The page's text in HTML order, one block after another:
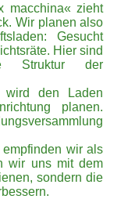
macchina« zieht
Wir planen also
Gesucht
Hier sind
Struktur der
wird den Laden
planen.
wir als
wir uns mit dem
sondern die